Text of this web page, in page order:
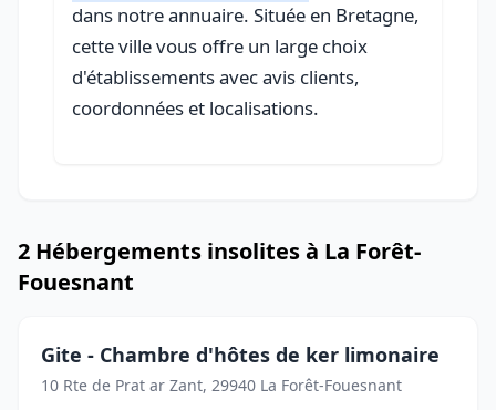
dans notre annuaire. Située en Bretagne,
cette ville vous offre un large choix
d'établissements avec avis clients,
coordonnées et localisations.
2 Hébergements insolites à La Forêt-
Fouesnant
Gite - Chambre d'hôtes de ker limonaire
10 Rte de Prat ar Zant, 29940 La Forêt-Fouesnant